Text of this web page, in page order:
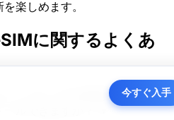
楽しめます。
に関するよくあ
ィンランドのeSIMを削除した
ルできますか？
今すぐ入手